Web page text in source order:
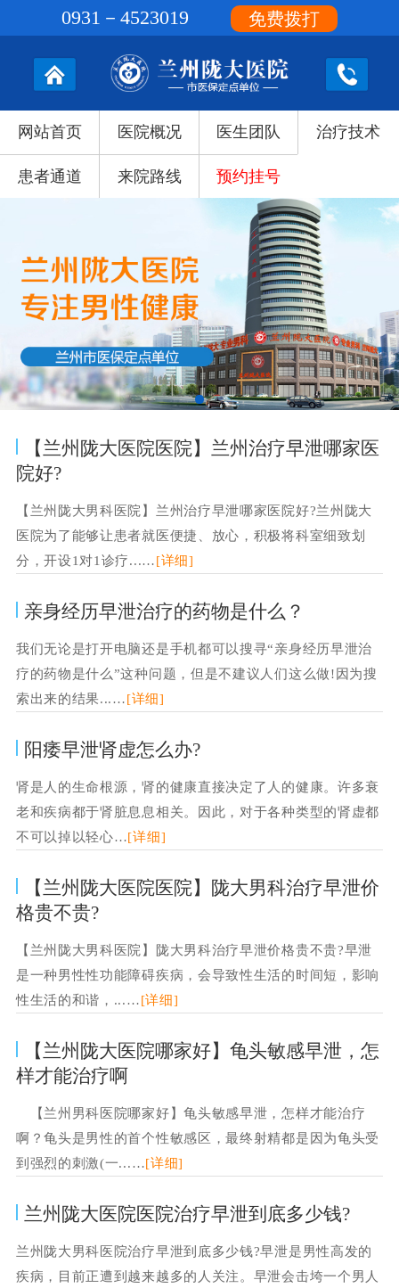
网站首页 医院概况 医生团队 治疗技术
患者通道 来院路线 预约挂号
【兰州陇大医院医院】兰州治疗早泄哪家医
院好?
【兰州陇大男科医院】兰州治疗早泄哪家医院好?兰州陇大
医院为了能够让患者就医便捷、放心，积极将科室细致划
分，开设1对1诊疗...…[详细]
亲身经历早泄治疗的药物是什么？
我们无论是打开电脑还是手机都可以搜寻“亲身经历早泄治
疗的药物是什么”这种问题，但是不建议人们这么做!因为搜
索出来的结果...…[详细]
阳痿早泄肾虚怎么办?
肾是人的生命根源，肾的健康直接决定了人的健康。许多衰
老和疾病都于肾脏息息相关。因此，对于各种类型的肾虚都
不可以掉以轻心…[详细]
【兰州陇大医院医院】陇大男科治疗早泄价
格贵不贵?
【兰州陇大男科医院】陇大男科治疗早泄价格贵不贵?早泄
是一种男性性功能障碍疾病，会导致性生活的时间短，影响
性生活的和谐，...…[详细]
【兰州陇大医院哪家好】龟头敏感早泄，怎
样才能治疗啊
【兰州男科医院哪家好】龟头敏感早泄，怎样才能治疗
啊？龟头是男性的首个性敏感区，最终射精都是因为龟头受
到强烈的刺激(一...…[详细]
兰州陇大医院医院治疗早泄到底多少钱?
兰州陇大男科医院治疗早泄到底多少钱?早泄是男性高发的
疾病，目前正遭到越来越多的人关注。早泄会击垮一个男人
0931－4523019 免费拨打